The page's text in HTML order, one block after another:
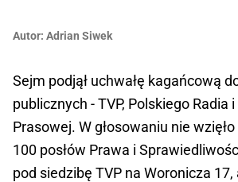
Autor: Adrian Siwek
Sejm podjął uchwałę kagańcową
publicznych - TVP, Polskiego Radia
Prasowej. W głosowaniu nie
100 posłów Prawa i
pod siedzibę TVP na Woronicza